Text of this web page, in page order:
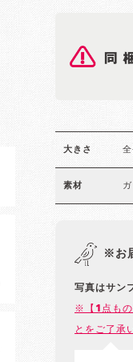
大きさ
素材
※お
写真はサン
※【1点もの
とをご了承